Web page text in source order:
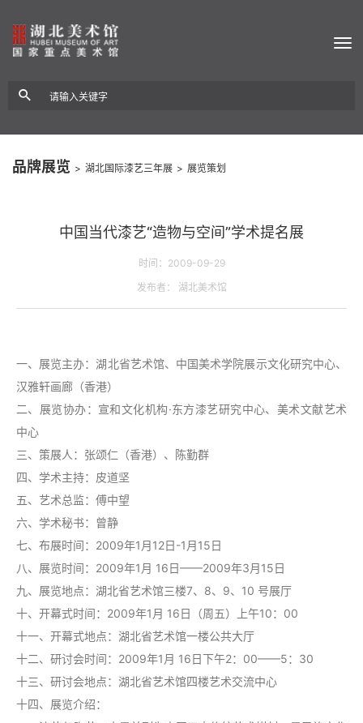
品牌展览 > 湖北国际漆艺三年展 > 展览策划
中国当代漆艺“造物与空间”学术提名展
时间：2009-09-29
发布者： 湖北美术馆
一、展览主办：湖北省艺术馆、中国美术学院展示文化研究中心、
汉雅轩画廊（香港）
二、展览协办：宣和文化机构·东方漆艺研究中心、美术文献艺术
中心
三、策展人：张颂仁（香港）、陈勤群
四、学术主持：皮道坚
五、艺术总监：傅中望
六、学术秘书：曾静
七、布展时间：2009年1月12日-1月15日
八、展览时间：2009年1月 16日——2009年3月15日
九、展览地点：湖北省艺术馆三楼7、8、9、10 号展厅
十、开幕式时间：2009年1月 16日（周五）上午10：00
十一、开幕式地点：湖北省艺术馆一楼公共大厅
十二、研讨会时间：2009年1月 16日下午2：00——5：30
十三、研讨会地点：湖北省艺术馆四楼艺术交流中心
十四、展览介绍：